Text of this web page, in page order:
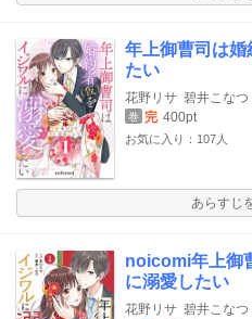
年上御曹司は婚
たい
花野リサ 碧井こなつ
巻 完 400pt
お気に入り：107人
あらすじ
noicomi年上御
に溺愛したい
花野リサ 碧井こなつ